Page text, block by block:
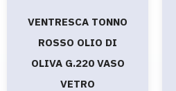
VENTRESCA TONNO
ROSSO OLIO DI
OLIVA G.220 VASO
VETRO